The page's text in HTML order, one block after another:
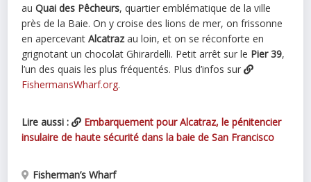
auQuai des Pêcheurs, quartier emblématique de la ville
près de la Baie. On y croise des lions de mer, on frissonne
en apercevantAlcatrazau loin, et on se réconforte en
grignotant un chocolat Ghirardelli. Petit arrêt sur le Pier 39,
l’un des quais les plus fréquentés. Plus d’infos sur
FishermansWharf.org.
Lire aussi :
Embarquement pour Alcatraz, le pénitencier
insulaire de haute sécurité dans la baie de San Francisco
Fisherman’s Wharf